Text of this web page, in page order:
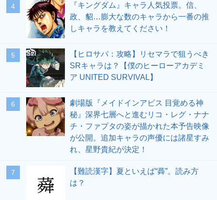
4
『キングダム』キャラ人気投票。信、
政、貂…膨大な数のキャラから一番の推
しキャラを教えてください！
5
【ヒロサバ：攻略】リセマラで狙うべき
SRキャラは？【僕のヒーローアカデミ
ア UNITED SURVIVAL】
6
劇場版『メイドインアビス 目覚める神
秘』深界七層へと進むリコ・レグ・ナナ
チ・ファプタの姿が描かれた本予告映像
が公開。追加キャラの声優には諸星すみ
れ、星野貴紀が決定！
7
【難読漢字】夏といえば“蕣”。読み方
は？